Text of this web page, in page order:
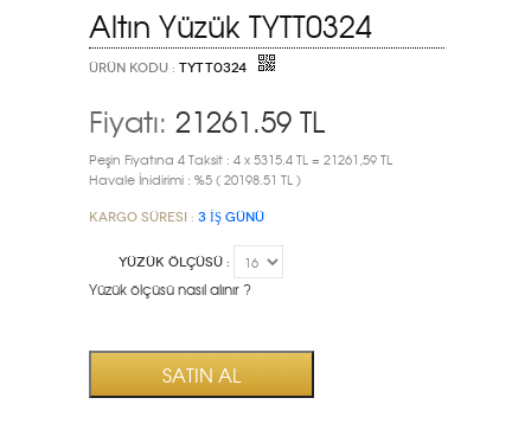
Altın Yüzük TYTT0324
ÜRÜN KODU : TYTT0324
Fiyatı: 21261.59 TL
Peşin Fiyatına 4 Taksit : 4 x 5315.4 TL = 21261,59 TL
Havale İnidirimi : %5 ( 20198.51 TL )
Kargo Süresi : 3 İŞ GÜNÜ
YÜZÜK ÖLÇÜSÜ :
Yüzük ölçüsü nasıl alınır ?